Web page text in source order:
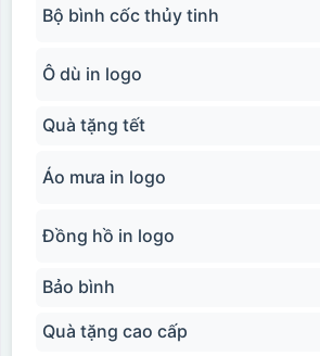
Bộ bình cốc thủy tinh
Ô dù in logo
Quà tặng tết
Áo mưa in logo
Đồng hồ in logo
Bảo bình
Quà tặng cao cấp